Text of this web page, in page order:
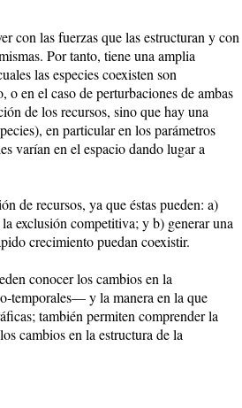
con las fuerzas que las estructuran y con
Por tanto, tiene una amplia
las especies coexisten son
o en el caso de perturbaciones de ambas
de los recursos, sino que hay una
en particular en los parámetros
varían en el espacio dando lugar a
de recursos, ya que éstas pueden: a)
exclusión competitiva; y b) generar una
crecimiento puedan coexistir.
conocer los cambios en la
temporales— y la manera en la que
también permiten comprender la
cambios en la estructura de la